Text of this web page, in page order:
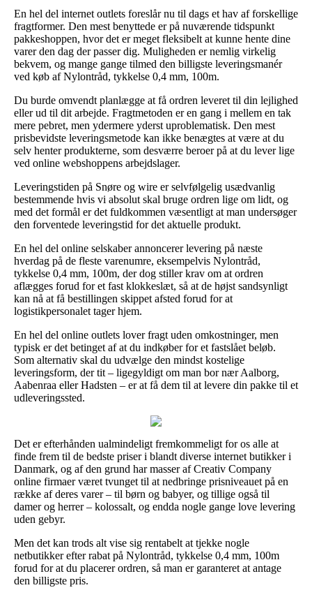
En hel del internet outlets foreslår nu til dags et hav af forskellige
fragtformer. Den mest benyttede er på nuværende tidspunkt
pakkeshoppen, hvor det er meget fleksibelt at kunne hente dine
varer den dag der passer dig. Muligheden er nemlig virkelig
bekvem, og mange gange tilmed den billigste leveringsmanér
ved køb af Nylontråd, tykkelse 0,4 mm, 100m.
Du burde omvendt planlægge at få ordren leveret til din lejlighed
eller ud til dit arbejde. Fragtmetoden er en gang i mellem en tak
mere pebret, men ydermere yderst uproblematisk. Den mest
prisbevidste leveringsmetode kan ikke benægtes at være at du
selv henter produkterne, som desværre beroer på at du lever lige
ved online webshoppens arbejdslager.
Leveringstiden på Snøre og wire er selvfølgelig usædvanlig
bestemmende hvis vi absolut skal bruge ordren lige om lidt, og
med det formål er det fuldkommen væsentligt at man undersøger
den forventede leveringstid for det aktuelle produkt.
En hel del online selskaber annoncerer levering på næste
hverdag på de fleste varenumre, eksempelvis Nylontråd,
tykkelse 0,4 mm, 100m, der dog stiller krav om at ordren
aflægges forud for et fast klokkeslæt, så at de højst sandsynligt
kan nå at få bestillingen skippet afsted forud for at
logistikpersonalet tager hjem.
En hel del online outlets lover fragt uden omkostninger, men
typisk er det betinget af at du indkøber for et fastslået beløb.
Som alternativ skal du udvælge den mindst kostelige
leveringsform, der tit – ligegyldigt om man bor nær Aalborg,
Aabenraa eller Hadsten – er at få dem til at levere din pakke til et
udleveringssted.
Det er efterhånden ualmindeligt fremkommeligt for os alle at
finde frem til de bedste priser i blandt diverse internet butikker i
Danmark, og af den grund har masser af Creativ Company
online firmaer været tvunget til at nedbringe prisniveauet på en
række af deres varer – til børn og babyer, og tillige også til
damer og herrer – kolossalt, og endda nogle gange love levering
uden gebyr.
Men det kan trods alt vise sig rentabelt at tjekke nogle
netbutikker efter rabat på Nylontråd, tykkelse 0,4 mm, 100m
forud for at du placerer ordren, så man er garanteret at antage
den billigste pris.